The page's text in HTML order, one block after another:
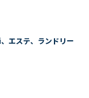
エステ、ランドリー